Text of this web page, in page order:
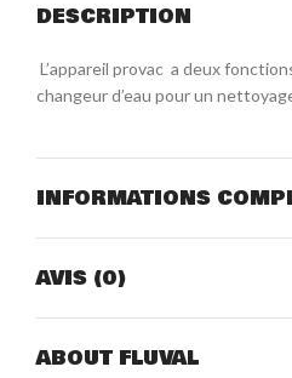
DESCRIPTION
L’appareil provac a deux
changeur d’eau pour un
INFORMATIONS
AVIS (0)
ABOUT FLUVAL